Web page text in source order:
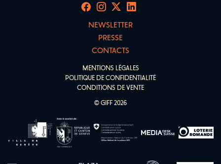
NEWSLETTER
PRESSE
CONTACTS
MENTIONS LÉGALES
POLITIQUE DE CONFIDENTIALITÉ
CONDITIONS DE VENTE
© GIFF 2026